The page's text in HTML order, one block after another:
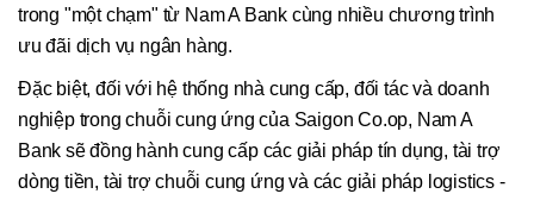
trong "một chạm" từ Nam A Bank cùng nhiều chương trình
ưu đãi dịch vụ ngân hàng.
Đặc biệt, đối với hệ thống nhà cung cấp, đối tác và doanh
nghiệp trong chuỗi cung ứng của Saigon Co.op, Nam A
Bank sẽ đồng hành cung cấp các giải pháp tín dụng, tài trợ
dòng tiền, tài trợ chuỗi cung ứng và các giải pháp logistics -